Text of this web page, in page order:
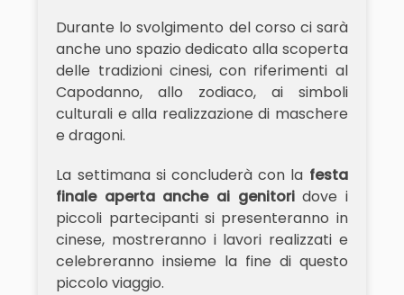
Durante lo svolgimento del corso ci sarà
anche uno spazio dedicato alla scoperta
delle tradizioni cinesi, con riferimenti al
Capodanno, allo zodiaco, ai simboli
culturali e alla realizzazione di maschere
e dragoni.
La settimana si concluderà con la festa
finale aperta anche ai genitoridove i
piccoli partecipanti si presenteranno in
cinese, mostreranno i lavori realizzati e
celebreranno insieme la fine di questo
piccolo viaggio.